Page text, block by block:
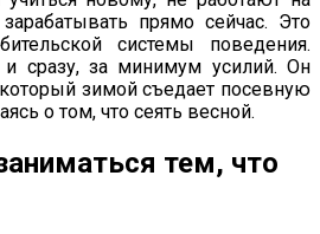
прямо сейчас. Это
системы поведения.
и сразу, за минимум усилий. Он
зимой съедает посевную
о том, что сеять весной.
тем, что